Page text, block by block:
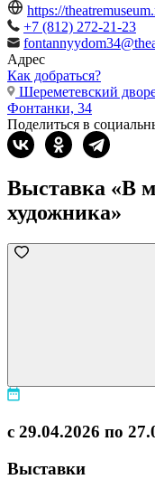
https://
+7 (812) 272-21-23
Адрес
Как добраться?
Шереметевский
Фонтанки, 34
Поделиться в
Выставка «В
художника»
с 29.04.2026 по
Выставки